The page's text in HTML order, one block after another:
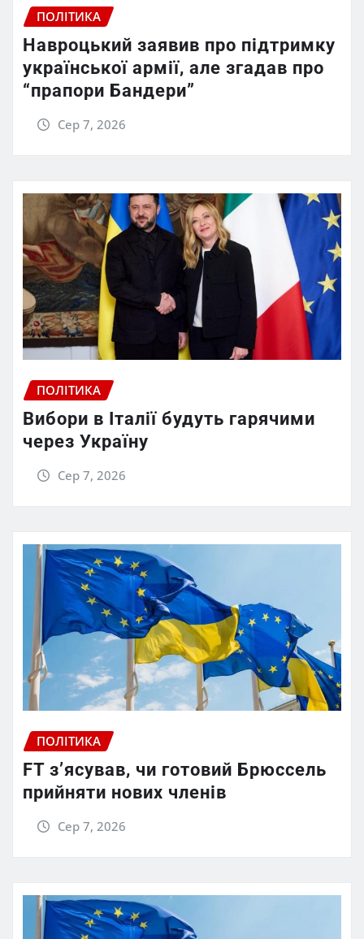
ПОЛІТИКА
Навроцький заявив про підтримку
української армії, але згадав про
“прапори Бандери”
Сер 7, 2026
ПОЛІТИКА
Вибори в Італії будуть гарячими
через Україну
Сер 7, 2026
ПОЛІТИКА
FT зʼясував, чи готовий Брюссель
прийняти нових членів
Сер 7, 2026